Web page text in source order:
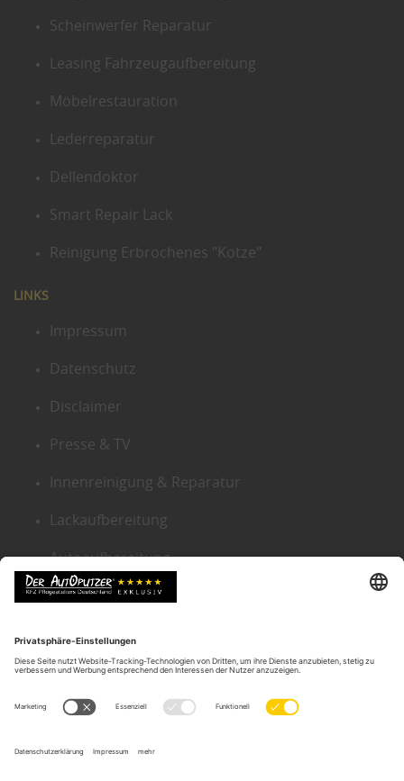
Scheinwerfer Reparatur
Leasing Fahrzeugaufbereitung
Möbelrestauration
Lederreparatur
Dellendoktor
Smart Repair Lack
Reinigung Erbrochenes "Kotze"
LINKS
Impressum
Datenschutz
Disclaimer
Presse & TV
Innenreinigung & Reparatur
Lackaufbereitung
Autoaufbereitung
Sitemap
KONTAKT ZENTRALE
Der Autoputzer Deutschland ®
Gneisenaustr. 9